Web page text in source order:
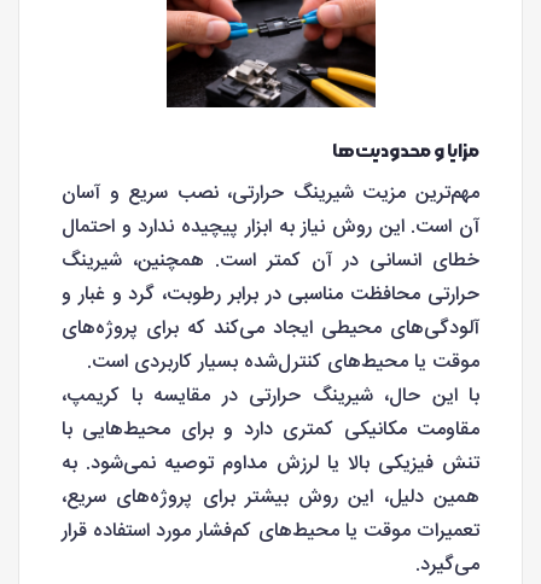
مزایا و محدودیت‌ها
مهم‌ترین مزیت شیرینگ حرارتی، نصب سریع و آسان
آن است. این روش نیاز به ابزار پیچیده ندارد و احتمال
خطای انسانی در آن کمتر است. همچنین، شیرینگ
حرارتی محافظت مناسبی در برابر رطوبت، گرد و غبار و
آلودگی‌های محیطی ایجاد می‌کند که برای پروژه‌های
موقت یا محیط‌های کنترل‌شده بسیار کاربردی است.
با این حال، شیرینگ حرارتی در مقایسه با کریمپ،
مقاومت مکانیکی کمتری دارد و برای محیط‌هایی با
تنش فیزیکی بالا یا لرزش مداوم توصیه نمی‌شود. به
همین دلیل، این روش بیشتر برای پروژه‌های سریع،
تعمیرات موقت یا محیط‌های کم‌فشار مورد استفاده قرار
می‌گیرد.